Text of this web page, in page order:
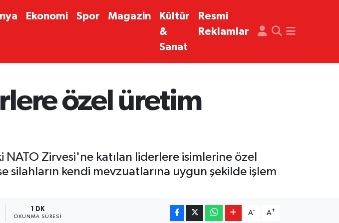
Ekonomi Spor Magazin
Kültür
&
Sanat
Resmi
Reklamlar
özel üretim
Zirvesi'ne katılan liderlere isimlerine özel
silahların kendi mevzuatlarına uygun şekilde işlem
1 DK
OKUNMA SÜRESI
A- A+